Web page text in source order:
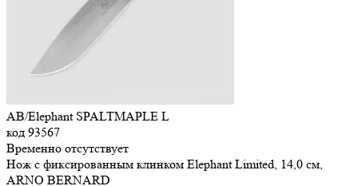
AB/Elephant SPALTMAPLE L
код 93567
Временно отсутствует
Нож с фиксированным клинком Elephant Limited, 14,0 см,
ARNO BERNARD